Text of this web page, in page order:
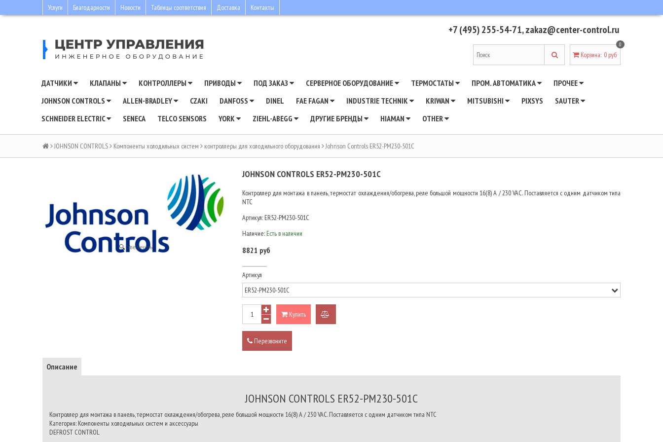
Услуги Благодарности Новости Таблицы соответствия Доставка Контакты
+7 (495) 255-54-71,zakaz@center-control.ru
Корзина:
0
0 руб
ДАТЧИКИ КЛАПАНЫ КОНТРОЛЛЕРЫ ПРИВОДЫ ПОД ЗАКАЗ СЕРВЕРНОЕ ОБОРУДОВАНИЕ ТЕРМОСТАТЫ ПРОМ. АВТОМАТИКА
ПРОЧЕЕ
JOHNSON CONTROLS
ALLEN-BRADLEY CZAKI DANFOSS DINEL FAE FAGAN INDUSTRIE TECHNIK KRIWAN MITSUBISHI PIXSYS
SAUTER
SCHNEIDER ELECTRIC
SENECA TELCO SENSORS YORK ZIEHL-ABEGG ДРУГИЕ БРЕНДЫ HIAMAN OTHER
JOHNSON CONTROLS Компоненты холодильных систем контроллеры для холодильного оборудования Johnson Controls ER52-PM230-501C
Увеличить
JOHNSON CONTROLS ER52-PM230-501C
Контроллер для монтажа в панель, термостат охлаждения/обогрева, реле большой мощности 16(8) А / 230 VAC. Поставляется с одним датчиком типа
NTC
Артикул: ER52-PM230-501C
Наличие: Есть в наличии
8821 руб
Артикул
Купить
Перезвоните
Описание
JOHNSON CONTROLS ER52-PM230-501C
Контроллер для монтажа в панель, термостат охлаждения/обогрева, реле большой мощности 16(8) А / 230 VAC. Поставляется с одним датчиком типа NTC
Категория: Компоненты холодильных систем и аксессуары
DEFROST CONTROL